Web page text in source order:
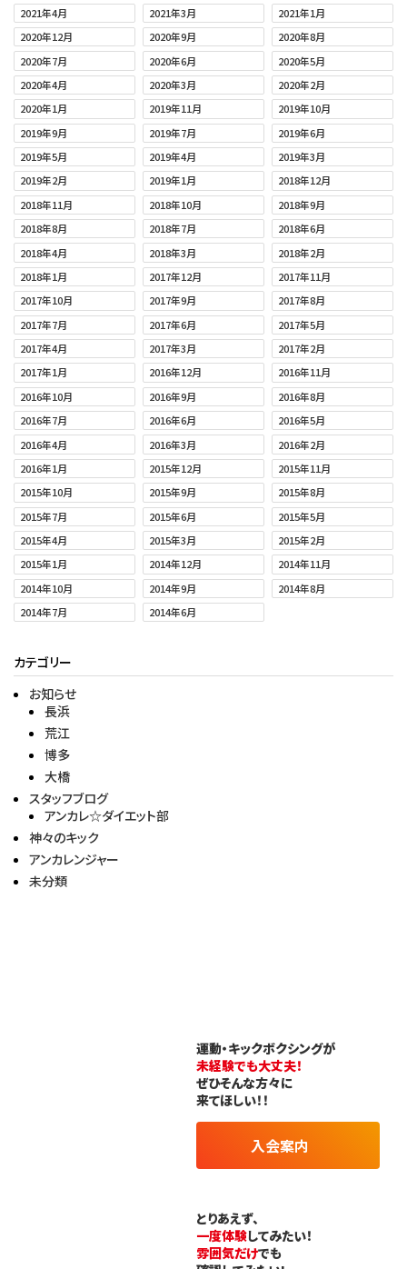
2021年4月
2021年3月
2021年1月
2020年12月
2020年9月
2020年8月
2020年7月
2020年6月
2020年5月
2020年4月
2020年3月
2020年2月
2020年1月
2019年11月
2019年10月
2019年9月
2019年7月
2019年6月
2019年5月
2019年4月
2019年3月
2019年2月
2019年1月
2018年12月
2018年11月
2018年10月
2018年9月
2018年8月
2018年7月
2018年6月
2018年4月
2018年3月
2018年2月
2018年1月
2017年12月
2017年11月
2017年10月
2017年9月
2017年8月
2017年7月
2017年6月
2017年5月
2017年4月
2017年3月
2017年2月
2017年1月
2016年12月
2016年11月
2016年10月
2016年9月
2016年8月
2016年7月
2016年6月
2016年5月
2016年4月
2016年3月
2016年2月
2016年1月
2015年12月
2015年11月
2015年10月
2015年9月
2015年8月
2015年7月
2015年6月
2015年5月
2015年4月
2015年3月
2015年2月
2015年1月
2014年12月
2014年11月
2014年10月
2014年9月
2014年8月
2014年7月
2014年6月
カテゴリー
お知らせ
長浜
荒江
博多
大橋
スタッフブログ
アンカレ☆ダイエット部
神々のキック
アンカレンジャー
未分類
運動・キックボクシングが
未経験でも大丈夫！
ぜひそんな方々に
来てほしい！！
入会案内
とりあえず、
一度体験してみたい！
雰囲気だけでも